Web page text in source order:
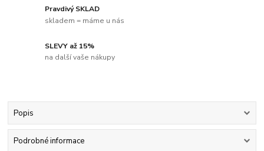
Pravdivý SKLAD
skladem = máme u nás
SLEVY až 15%
na další vaše nákupy
Popis
Podrobné informace